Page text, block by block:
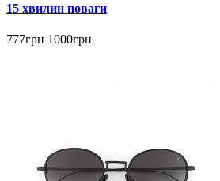
15 хвилин поваги
777грн 1000грн